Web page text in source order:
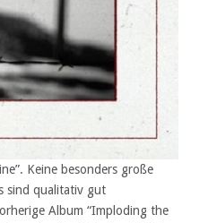
Keine besonders große
sind qualitativ gut
Album “Imploding the